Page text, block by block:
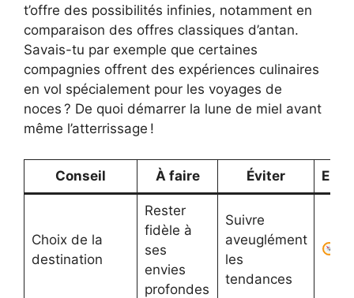
t’offre des possibilités infinies, notamment en
comparaison des offres classiques d’antan.
Savais-tu par exemple que certaines
compagnies offrent des expériences culinaires
en vol spécialement pour les voyages de
noces ? De quoi démarrer la lune de miel avant
même l’atterrissage !
Conseil À faire Éviter
Choix de la
destination
Rester
fidèle à
ses
envies
profondes
Suivre
aveuglément
les
tendances